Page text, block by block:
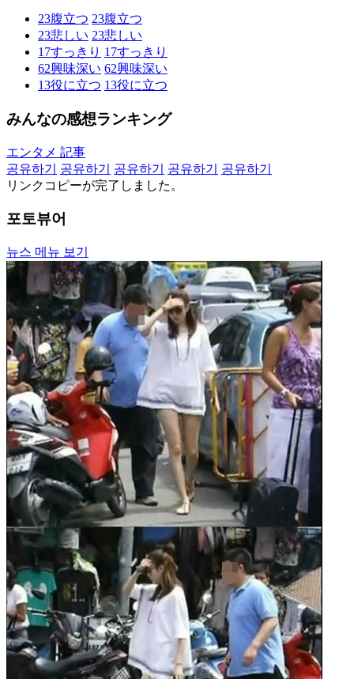
23腹立つ 23腹立つ
23悲しい 23悲しい
17すっきり 17すっきり
62興味深い 62興味深い
13役に立つ 13役に立つ
みんなの感想ランキング
エンタメ 記事
공유하기
공유하기 공유하기 공유하기
공유하기
リンクコピーが完了しました。
포토뷰어
뉴스 메뉴 보기